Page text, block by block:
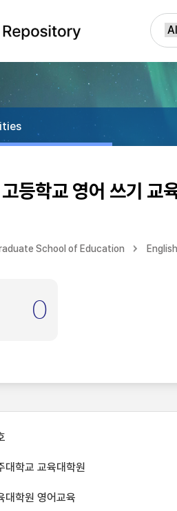
등학교 영어 쓰기 교
School of Education
0
대학교 교육대학원
대학원 영어교육